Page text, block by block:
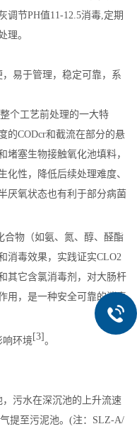
调节PH值11-12.5消毒,定期
理。
易于管理，稳定可靠，系
个工艺前处理的一大特
的CODcr和截流在部分的悬
堵塞生物接触氧化池填料，
化性，降低后续处理难度、
厌氧状态也有利于部分病菌
合物（如氨、氮、醇、醛酯
消毒效果，实践证实CLO2
其它含氯消毒剂，对大肠杆
用，是一种安全可靠的消毒
响环境[3]。
，污水在深沉池的上升流速
提至污泥池。(注：SLZ-A/